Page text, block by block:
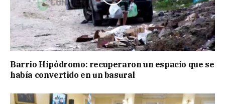
Barrio Hipódromo: recuperaron un espacio que se
había convertido en un basural